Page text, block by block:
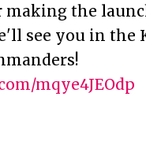
making the
see you in the
mqye4JEOdp